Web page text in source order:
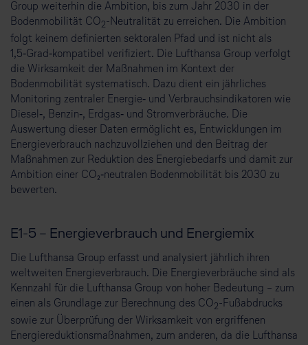
Group weiterhin die Ambition, bis zum Jahr 2030 in der
Bodenmobilität CO2-Neutralität zu erreichen. Die Ambition
folgt keinem definierten sektoralen Pfad und ist nicht als
1,5‑Grad‑kompatibel verifiziert. Die Lufthansa Group verfolgt
die Wirksamkeit der Maßnahmen im Kontext der
Bodenmobilität systematisch. Dazu dient ein jährliches
Monitoring zentraler Energie‑ und Verbrauchsindikatoren wie
Diesel‑, Benzin‑, Erdgas‑ und Stromverbräuche. Die
Auswertung dieser Daten ermöglicht es, Entwicklungen im
Energieverbrauch nachzuvollziehen und den Beitrag der
Maßnahmen zur Reduktion des Energiebedarfs und damit zur
Ambition einer CO₂‑neutralen Bodenmobilität bis 2030 zu
bewerten.
E1-5 – Energieverbrauch und Energiemix
Die Lufthansa Group erfasst und analysiert jährlich ihren
weltweiten Energieverbrauch. Die Energieverbräuche sind als
Kennzahl für die Lufthansa Group von hoher Bedeutung – zum
einen als Grundlage zur Berechnung des CO2-Fußabdrucks
sowie zur Überprüfung der Wirksamkeit von ergriffenen
Energiereduktionsmaßnahmen, zum anderen, da die Lufthansa